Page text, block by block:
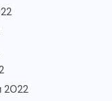
2022